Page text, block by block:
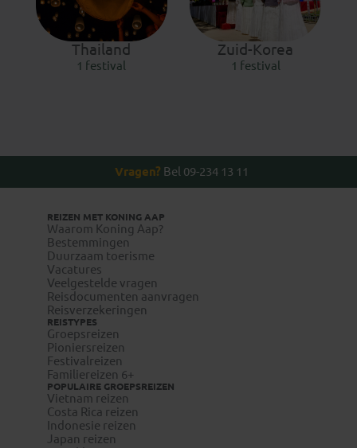
Thailand
1 festival
Zuid-Korea
1 festival
Vragen? Bel 09-234 13 11
REIZEN MET KONING AAP
Waarom Koning Aap?
Bestemmingen
Duurzaam toerisme
Vacatures
Veelgestelde vragen
Reisdocumenten aanvragen
Reisverzekeringen
REISTYPES
Groepsreizen
Pioniersreizen
Festivalreizen
Familiereizen 6+
POPULAIRE GROEPSREIZEN
Vietnam reizen
Costa Rica reizen
Indonesie reizen
Japan reizen